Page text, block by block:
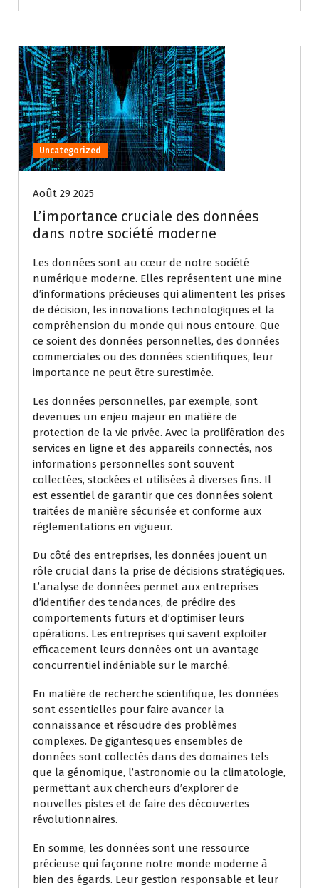
Uncategorized
Août 29 2025
L’importance cruciale des données
dans notre société moderne
Les données sont au cœur de notre société
numérique moderne. Elles représentent une mine
d’informations précieuses qui alimentent les prises
de décision, les innovations technologiques et la
compréhension du monde qui nous entoure. Que
ce soient des données personnelles, des données
commerciales ou des données scientifiques, leur
importance ne peut être surestimée.
Les données personnelles, par exemple, sont
devenues un enjeu majeur en matière de
protection de la vie privée. Avec la prolifération des
services en ligne et des appareils connectés, nos
informations personnelles sont souvent
collectées, stockées et utilisées à diverses fins. Il
est essentiel de garantir que ces données soient
traitées de manière sécurisée et conforme aux
réglementations en vigueur.
Du côté des entreprises, les données jouent un
rôle crucial dans la prise de décisions stratégiques.
L’analyse de données permet aux entreprises
d’identifier des tendances, de prédire des
comportements futurs et d’optimiser leurs
opérations. Les entreprises qui savent exploiter
efficacement leurs données ont un avantage
concurrentiel indéniable sur le marché.
En matière de recherche scientifique, les données
sont essentielles pour faire avancer la
connaissance et résoudre des problèmes
complexes. De gigantesques ensembles de
données sont collectés dans des domaines tels
que la génomique, l’astronomie ou la climatologie,
permettant aux chercheurs d’explorer de
nouvelles pistes et de faire des découvertes
révolutionnaires.
En somme, les données sont une ressource
précieuse qui façonne notre monde moderne à
bien des égards. Leur gestion responsable et leur